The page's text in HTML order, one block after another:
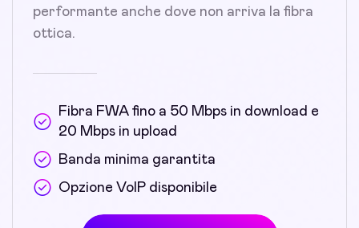
performante anche dove non arriva la fibra
ottica.
Fibra FWA fino a 50 Mbps in download e
20 Mbps in upload
Banda minima garantita
Opzione VoIP disponibile